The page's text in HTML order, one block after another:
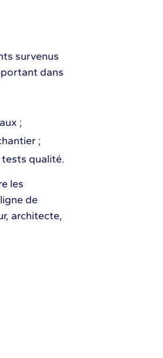
survenus
dans
;
;
qualité.
les
de
architecte,